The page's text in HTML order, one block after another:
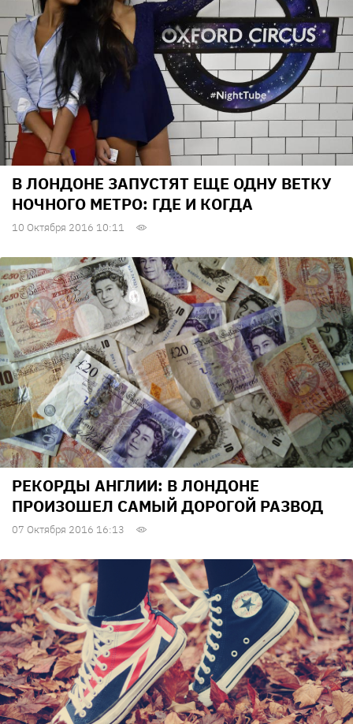
В ЛОНДОНЕ ЗАПУСТЯТ ЕЩЕ ОДНУ ВЕТКУ
НОЧНОГО МЕТРО: ГДЕ И КОГДА
10 Октября 2016 10:11
РЕКОРДЫ АНГЛИИ: В ЛОНДОНЕ
ПРОИЗОШЕЛ САМЫЙ ДОРОГОЙ РАЗВОД
07 Октября 2016 16:13